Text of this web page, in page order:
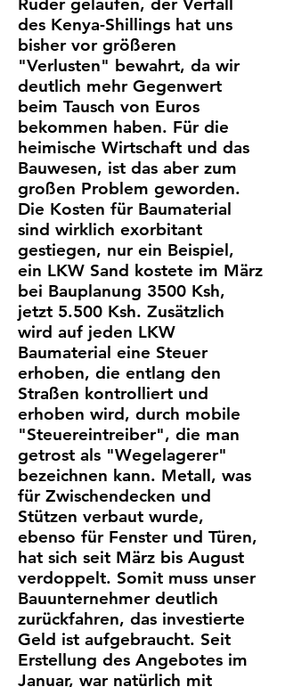
des Kenya-Shillings hat uns
bisher vor größeren
"Verlusten" bewahrt, da wir
deutlich mehr Gegenwert
beim Tausch von Euros
bekommen haben. Für die
heimische Wirtschaft und das
Bauwesen, ist das aber zum
großen Problem geworden.
Die Kosten für Baumaterial
sind wirklich exorbitant
gestiegen, nur ein Beispiel,
ein LKW Sand kostete im März
bei Bauplanung 3500 Ksh,
jetzt 5.500 Ksh. Zusätzlich
wird auf jeden LKW
Baumaterial eine Steuer
erhoben, die entlang den
Straßen kontrolliert und
erhoben wird, durch mobile
"Steuereintreiber", die man
getrost als "Wegelagerer"
bezeichnen kann. Metall, was
für Zwischendecken und
Stützen verbaut wurde,
ebenso für Fenster und Türen,
hat sich seit März bis August
verdoppelt. Somit muss unser
Bauunternehmer deutlich
zurückfahren, das investierte
Geld ist aufgebraucht. Seit
Erstellung des Angebotes im
Januar, war natürlich mit